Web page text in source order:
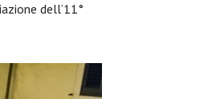
dell’11°